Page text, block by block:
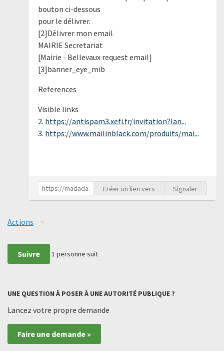
bouton ci-dessous
pour le délivrer.
[2]Délivrer mon email
MAIRIE Secretariat
[Mairie - Bellevaux request email]
[3]banner_eye_mib
References
Visible links
2. https://antispam3.xefi.fr/invitation?lan...
3. https://www.mailinblack.com/produits/mai...
Créer un lien vers Signaler
Actions
Suivre 1 personne suit
UNE QUESTION À POSER À UNE AUTORITÉ PUBLIQUE ?
Lancez votre propre demande
Faire une demande »